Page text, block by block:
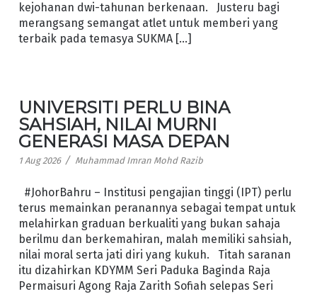
kejohanan dwi-tahunan berkenaan. Justeru bagi
merangsang semangat atlet untuk memberi yang
terbaik pada temasya SUKMA […]
UNIVERSITI PERLU BINA
SAHSIAH, NILAI MURNI
GENERASI MASA DEPAN
1 Aug 2026 / Muhammad Imran Mohd Razib
#JohorBahru – Institusi pengajian tinggi (IPT) perlu
terus memainkan peranannya sebagai tempat untuk
melahirkan graduan berkualiti yang bukan sahaja
berilmu dan berkemahiran, malah memiliki sahsiah,
nilai moral serta jati diri yang kukuh. Titah saranan
itu dizahirkan KDYMM Seri Paduka Baginda Raja
Permaisuri Agong Raja Zarith Sofiah selepas Seri